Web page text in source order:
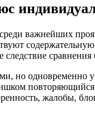
важнейших
следствие
но одновременно
жалобы,